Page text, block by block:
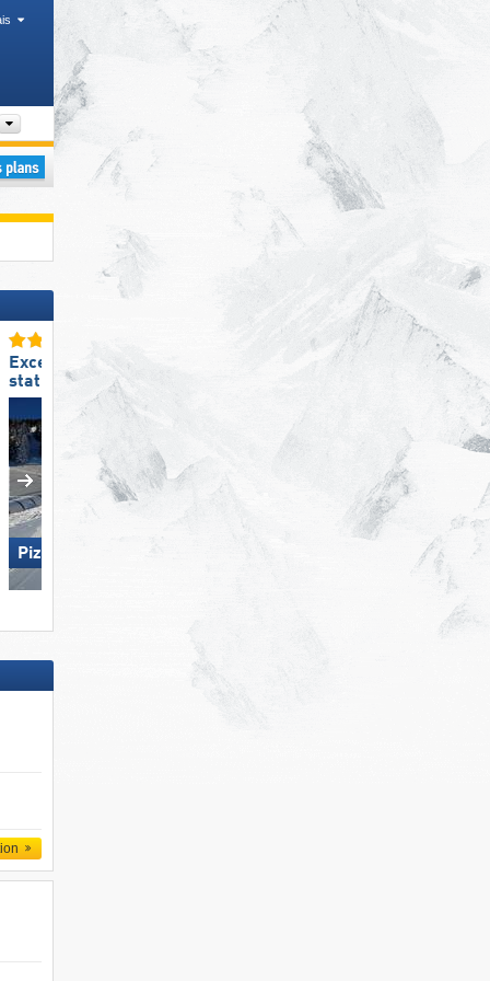
Arrondissement, Chaîne de montagne, Département
Excellente
station de ski familiale
Pizol – Bad Ragaz/​Wangs
Excellente
Pizol – Bad Ragaz/​